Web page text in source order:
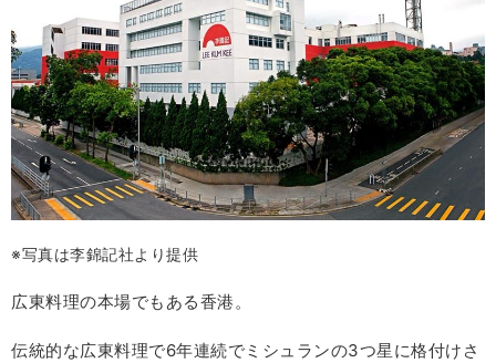
※写真は李錦記社より提供
広東料理の本場でもある香港。
伝統的な広東料理で6年連続でミシュランの3つ星に格付けさ